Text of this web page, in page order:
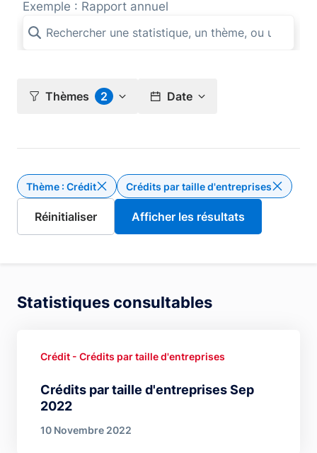
Exemple : Rapport annuel
Thèmes 2 Date
Thème : CréditSupprimer le filtre Thème : Crédit
Crédits par taille d'entreprises
Statistiques consultables
Crédits par taille d'entreprises Sep
2022
Crédit - Crédits par taille d'entreprises
10 Novembre 2022